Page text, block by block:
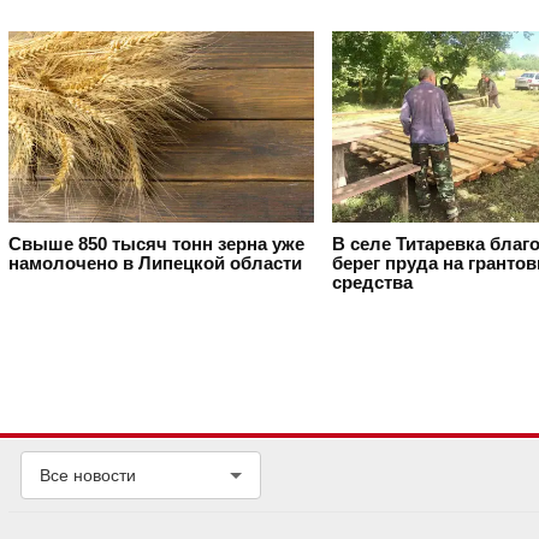
Свыше 850 тысяч тонн зерна уже
намолочено в Липецкой области
В селе Титаревка
берег пруда на
средства
Все новости